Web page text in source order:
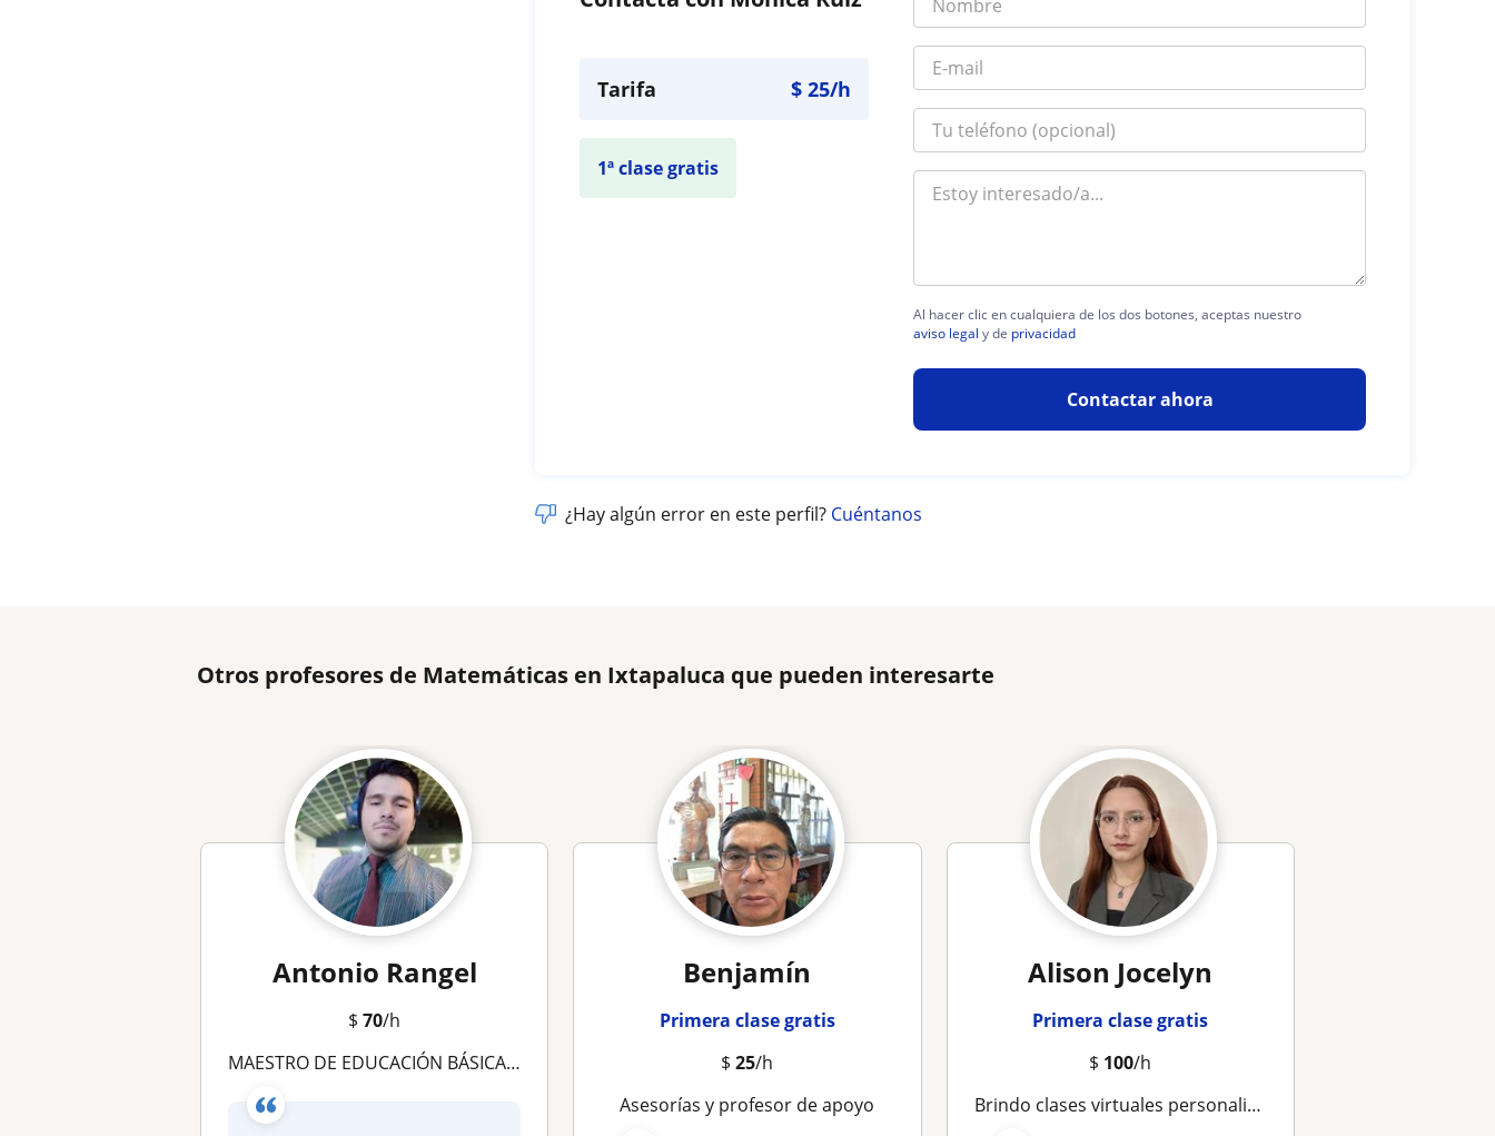
Tarifa $25/h
1ª clase gratis
Al hacer clic en cualquiera de los dos botones, aceptas nuestro
aviso legal y de privacidad
Contactar ahora
¿Hay algún error en este perfil? Cuéntanos
Otros profesores de Matemáticas en Ixtapaluca que pueden interesarte
Antonio Rangel
$70/h
MAESTRO DE EDUCACIÓN BÁSICA, Y MEDIA SUPERIOR
Benjamín
Primera clase gratis
$25/h
Asesorías y profesor de apoyo
Alison Jocelyn
Primera clase gratis
$ 100/h
Brindo clases virtuales personalizadas en matemáticas, física y química, adaptadas al nivel y ritmo de cada estudiante